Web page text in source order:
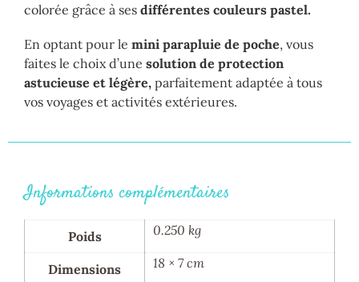
colorée grâce à ses différentes couleurs pastel.
En optant pour le mini parapluie de poche, vous
faites le choix d’une solution de protection
astucieuse et légère, parfaitement adaptée à tous
vos voyages et activités extérieures.
Informations complémentaires
Poids 0.250 kg
Dimensions 18 × 7 cm